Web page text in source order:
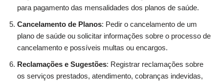
para pagamento das mensalidades dos planos de saúde.
Cancelamento de Planos: Pedir o cancelamento de um
plano de saúde ou solicitar informações sobre o processo de
cancelamento e possíveis multas ou encargos.
Reclamações e Sugestões: Registrar reclamações sobre
os serviços prestados, atendimento, cobranças indevidas,